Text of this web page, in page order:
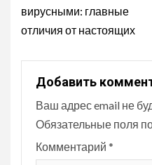
вирусными: главные
отличия от настоящих
Добавить
Ваш адрес email не
Обязательные поля
Комментарий *